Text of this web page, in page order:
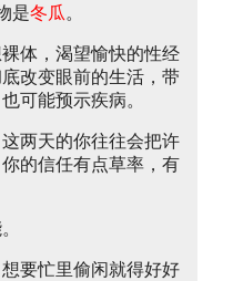
是冬瓜 。
裸体，渴望愉快的性经
改变眼前的生活，带
可能预示疾病。
这两天的你往往会把许
的信任有点草率，有
想要忙里偷闲就得好好